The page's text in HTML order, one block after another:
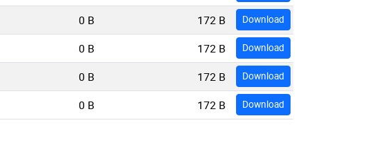
0 B 172 B Download
0 B 172 B Download
0 B 172 B Download
0 B 172 B Download